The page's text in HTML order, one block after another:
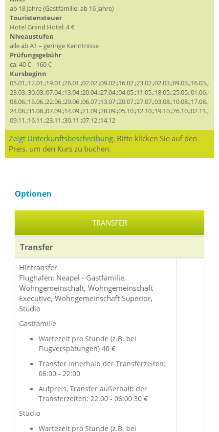
ab 18 Jahre (Gastfamilie: ab 16 Jahre)
Touristensteuer
Hotel Grand Hotel: 4 €
Niveaustufen
alle ab A1 – geringe Kenntnisse
Prüfungsgebühr
ca. 40 € - 160 €
Kursbeginn
05.01.;12.01.;19.01.;26.01.;02.02.;09.02.;16.02.;23.02.;02.03.;09.03.;16.03.;
23.03.;30.03.;07.04.;13.04.;20.04.;27.04.;04.05.;11.05.;18.05.;25.05.;01.06.;
08.06.;15.06.;22.06.;29.06.;06.07.;13.07.;20.07.;27.07.;03.08.;10.08.;17.08.;
24.08.;31.08.;07.09.;14.09.;21.09.;28.09.;05.10.;12.10.;19.10.;26.10.;02.11.;
09.11.;16.11.;23.11.;30.11.;07.12.;14.12
Zeigt Unterkunftsbeschreibung. Bitte klicken Sie auf den
Preis, um den Kurs zu buchen.
Optionen
TRANSFER
Transfer
Hintransfer
Flughafen: Neapel - Gastfamilie,
Wohngemeinschaft, Wohngemeinschaft
Executive, Wohngemeinschaft Superior,
Studio
Gastfamilie
Wartezeit pro Stunde (z.B. bei
Flugverspätungen) 40 €
Transfer innerhalb der Transferzeiten:
06:00 - 22:00
Aufpreis, Transfer außerhalb der
Transferzeiten: 22:00 - 06:00 30 €
Studio
Wartezeit pro Stunde (z.B. bei